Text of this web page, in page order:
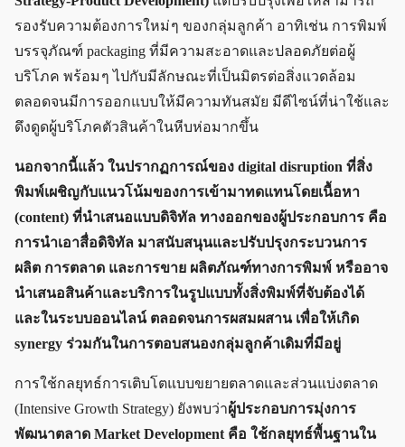
รองรับความต้องการใหม่ ๆ ของกลุ่มลูกค้า อาทิเช่น การพิมพ์
บรรจุภัณฑ์ packaging ที่มีความสะอาดและปลอดภัยต่อผู้
บริโภค พร้อม ๆ ไปกับมีลักษณะที่เป็นมิตรต่อสิ่งแวดล้อม
ตลอดจนมีการออกแบบให้มีความทันสมัย มีดีไซน์ที่น่าใช้และ
ดึงดูดผู้บริโภคตัวสินค้าในหีบห่อมากขึ้น
นอกจากนี้แล้ว ในปรากฏการณ์ของ digital disruption ที่สิ่ง
พิมพ์เผชิญกับแนวโน้มของการเข้ามาทดแทนโดยเนื้อหา
(content) ที่นำเสนอแบบดิจิทัล ทางออกของผู้ประกอบการ คือ
การนำเอาสื่อดิจิทัล มาสนับสนุนและปรับปรุงกระบวนการ
ผลิต การตลาด และการขาย ผลิตภัณฑ์ทางการพิมพ์ หรืออาจ
นำเสนอสินค้าและบริการในรูปแบบทั้งสิ่งพิมพ์ที่จับต้องได้
และในระบบออนไลน์ ตลอดจนการผสมผสาน เพื่อให้เกิด
synergy ร่วมกันในการตอบสนองกลุ่มลูกค้าเดิมที่มีอยู่
การใช้กลยุทธ์การเติบโตแบบขยายตลาดและส่วนแบ่งตลาด
(Intensive Growth Strategy) ยังพบว่าผู้ประกอบการมุ่งการ
พัฒนาตลาด Market Development คือ ใช้กลยุทธ์พื้นฐานใน